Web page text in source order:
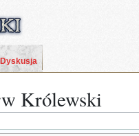
Dyskusja
Królewski